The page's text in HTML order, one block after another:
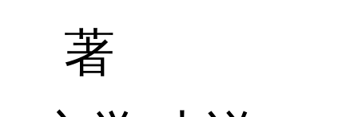
著